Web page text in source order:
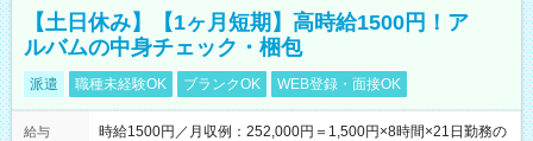
【土日休み】【1ヶ月短期】高時給1500円！ア
ルバムの中身チェック・梱包
派遣 職種未経験OK ブランクOK WEB登録・面接OK
給与
時給1500円／月収例：252,000円＝1,500円×8時間×21日勤務の